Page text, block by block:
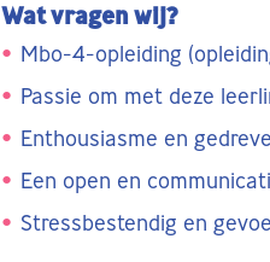
Wat vragen wij?
Mbo-4-opleiding
Passie om met deze
Enthousiasme en
Een open en
Stressbestendig en